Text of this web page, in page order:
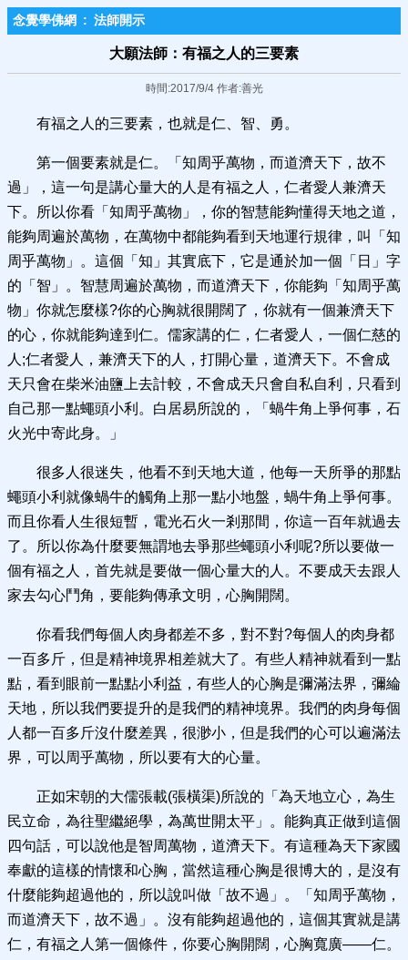
念覺學佛網 : 法師開示
大願法師：有福之人的三要素
時間:2017/9/4 作者:善光
有福之人的三要素，也就是仁、智、勇。
第一個要素就是仁。「知周乎萬物，而道濟天下，故不
過」，這一句是講心量大的人是有福之人，仁者愛人兼濟天
下。所以你看「知周乎萬物」，你的智慧能夠懂得天地之道，
能夠周遍於萬物，在萬物中都能夠看到天地運行規律，叫「知
周乎萬物」。這個「知」其實底下，它是通於加一個「日」字
的「智」。智慧周遍於萬物，而道濟天下，你能夠「知周乎萬
物」你就怎麼樣?你的心胸就很開闊了，你就有一個兼濟天下
的心，你就能夠達到仁。儒家講的仁，仁者愛人，一個仁慈的
人;仁者愛人，兼濟天下的人，打開心量，道濟天下。不會成
天只會在柴米油鹽上去計較，不會成天只會自私自利，只看到
自己那一點蠅頭小利。白居易所說的，「蝸牛角上爭何事，石
火光中寄此身。」
很多人很迷失，他看不到天地大道，他每一天所爭的那點
蠅頭小利就像蝸牛的觸角上那一點小地盤，蝸牛角上爭何事。
而且你看人生很短暫，電光石火一剎那間，你這一百年就過去
了。所以你為什麼要無謂地去爭那些蠅頭小利呢?所以要做一
個有福之人，首先就是要做一個心量大的人。不要成天去跟人
家去勾心鬥角，要能夠傳承文明，心胸開闊。
你看我們每個人肉身都差不多，對不對?每個人的肉身都
一百多斤，但是精神境界相差就大了。有些人精神就看到一點
點，看到眼前一點點小利益，有些人的心胸是彌滿法界，彌綸
天地，所以我們要提升的是我們的精神境界。我們的肉身每個
人都一百多斤沒什麼差異，很渺小，但是我們的心可以遍滿法
界，可以周乎萬物，所以要有大的心量。
正如宋朝的大儒張載(張橫渠)所說的「為天地立心，為生
民立命，為往聖繼絕學，為萬世開太平」。能夠真正做到這個
四句話，可以說他是智周萬物，道濟天下。有這種為天下家國
奉獻的這樣的情懷和心胸，當然這種心胸是很博大的，是沒有
什麼能夠超過他的，所以說叫做「故不過」。「知周乎萬物，
而道濟天下，故不過」。沒有能夠超過他的，這個其實就是講
仁，有福之人第一個條件，你要心胸開闊，心胸寬廣——仁。